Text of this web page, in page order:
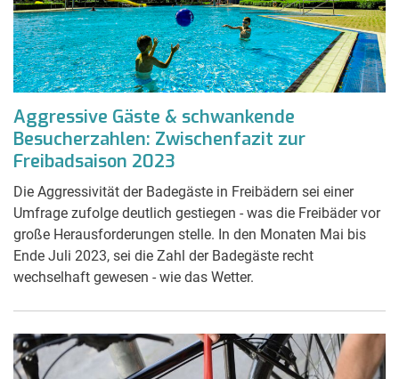
Aggressive Gäste & schwankende
Besucherzahlen: Zwischenfazit zur
Freibadsaison 2023
Die Aggressivität der Badegäste in Freibädern sei einer
Umfrage zufolge deutlich gestiegen - was die Freibäder vor
große Herausforderungen stelle. In den Monaten Mai bis
Ende Juli 2023, sei die Zahl der Badegäste recht
wechselhaft gewesen - wie das Wetter.